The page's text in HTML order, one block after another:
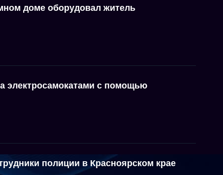
доме оборудовал житель
электросамокатами с помощью
полиции в Красноярском крае